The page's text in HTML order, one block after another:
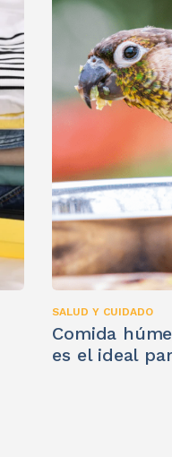
SALUD Y CUIDADO
Comida
es el ideal